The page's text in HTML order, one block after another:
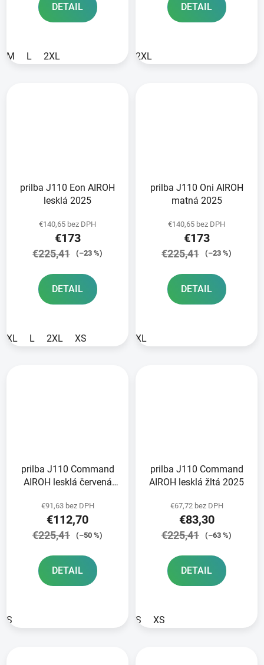
DETAIL
M L 2XL
DETAIL
2XL
prilba J110 Eon AIROH
lesklá 2025
€140,65 bez DPH
€173
€225,41 (–23 %)
DETAIL
XL L 2XL XS
prilba J110 Oni AIROH
matná 2025
€140,65 bez DPH
€173
€225,41 (–23 %)
DETAIL
XL
prilba J110 Command
AIROH lesklá červená
€91,63 bez DPH
€112,70
€225,41 (–50 %)
DETAIL
S
prilba J110 Command
AIROH lesklá žltá 2025
€67,72 bez DPH
€83,30
€225,41 (–63 %)
DETAIL
S XS